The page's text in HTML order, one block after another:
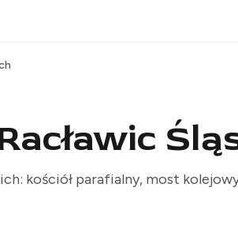
kościół parafialny, most